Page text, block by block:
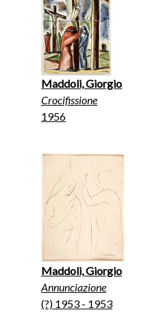
Maddoli, Giorgio
Crocifissione
1956
Maddoli, Giorgio
Annunciazione
(?) 1953 - 1953